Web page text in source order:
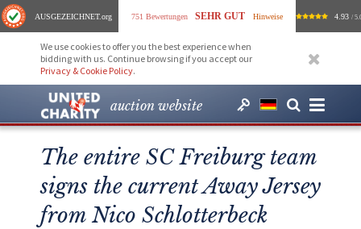
AUSGEZEICHNET.org 751 Bewertungen SEHR GUT Hinweise 4.93 /
We use cookies to offer you the best experience when
bidding with us. Continue browsing if you accept our
Privacy & Cookie Policy.
auction website
The entire SC Freiburg team
signs the current Away Jersey
from Nico Schlotterbeck